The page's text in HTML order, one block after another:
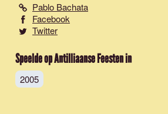
Pablo Bachata
Facebook
Twitter
Speelde op Antilliaanse Feesten in
2005